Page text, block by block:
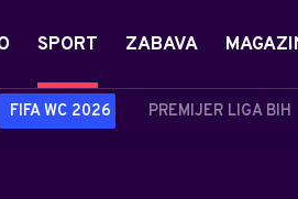
SPORT
FIFA WC 2026 PREMIJER LIGA BIH
ZABAVA